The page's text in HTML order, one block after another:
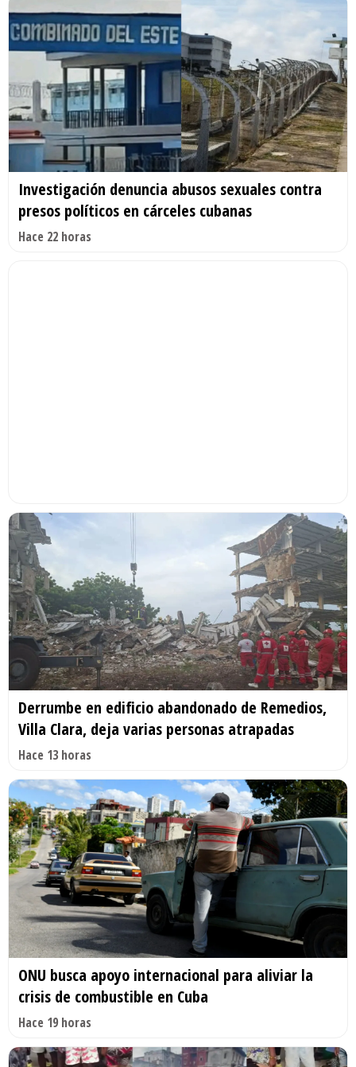
Investigación denuncia abusos sexuales contra
presos políticos en cárceles cubanas
Hace 22 horas
Derrumbe en edificio abandonado de Remedios,
Villa Clara, deja varias personas atrapadas
Hace 13 horas
ONU busca apoyo internacional para aliviar la
crisis de combustible en Cuba
Hace 19 horas